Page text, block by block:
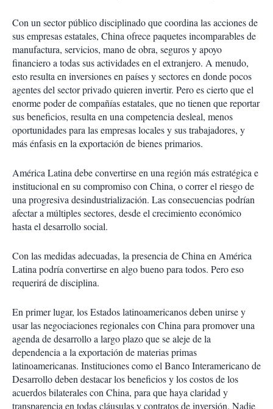
Con un sector público disciplinado que coordina las acciones de
sus empresas estatales, China ofrece paquetes incomparables de
manufactura, servicios, mano de obra, seguros y apoyo
financiero a todas sus actividades en el extranjero. A menudo,
esto resulta en inversiones en países y sectores en donde pocos
agentes del sector privado quieren invertir. Pero es cierto que el
enorme poder de compañías estatales, que no tienen que reportar
sus beneficios, resulta en una competencia desleal, menos
oportunidades para las empresas locales y sus trabajadores, y
más énfasis en la exportación de bienes primarios.
América Latina debe convertirse en una región más estratégica e
institucional en su compromiso con China, o correr el riesgo de
una progresiva desindustrialización. Las consecuencias podrían
afectar a múltiples sectores, desde el crecimiento económico
hasta el desarrollo social.
Con las medidas adecuadas, la presencia de China en América
Latina podría convertirse en algo bueno para todos. Pero eso
requerirá de disciplina.
En primer lugar, los Estados latinoamericanos deben unirse y
usar las negociaciones regionales con China para promover una
agenda de desarrollo a largo plazo que se aleje de la
dependencia a la exportación de materias primas
latinoamericanas. Instituciones como el Banco Interamericano de
Desarrollo deben destacar los beneficios y los costos de los
acuerdos bilaterales con China, para que haya claridad y
transparencia en todas cláusulas y contratos de inversión. Nadie